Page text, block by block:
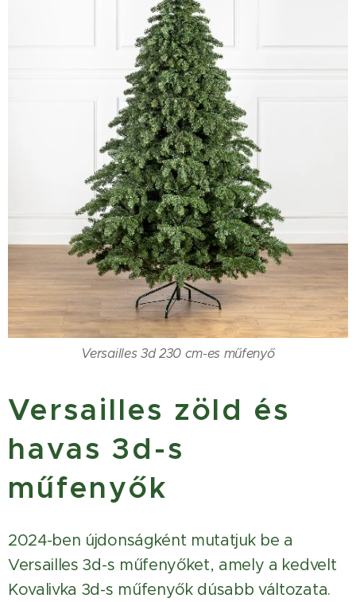
Versailles 3d 230 cm-es műfenyő
Versailles zöld és
havas 3d-s
műfenyők
2024-ben újdonságként mutatjuk be a
Versailles 3d-s műfenyőket, amely a kedvelt
Kovalivka 3d-s műfenyők dúsabb változata.